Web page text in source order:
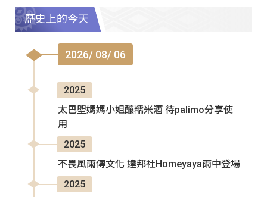
歷史上的今天
2026/ 08/ 06
2025
太巴塱媽媽小姐釀糯米酒 待palimo分享使
用
2025
不畏風雨傳文化 達邦社Homeyaya雨中登場
2025